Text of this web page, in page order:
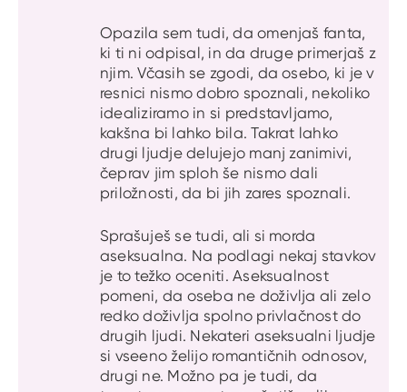
Opazila sem tudi, da omenjaš fanta,
ki ti ni odpisal, in da druge primerjaš z
njim. Včasih se zgodi, da osebo, ki je v
resnici nismo dobro spoznali, nekoliko
idealiziramo in si predstavljamo,
kakšna bi lahko bila. Takrat lahko
drugi ljudje delujejo manj zanimivi,
čeprav jim sploh še nismo dali
priložnosti, da bi jih zares spoznali.
Sprašuješ se tudi, ali si morda
aseksualna. Na podlagi nekaj stavkov
je to težko oceniti. Aseksualnost
pomeni, da oseba ne doživlja ali zelo
redko doživlja spolno privlačnost do
drugih ljudi. Nekateri aseksualni ljudje
si vseeno želijo romantičnih odnosov,
drugi ne. Možno pa je tudi, da